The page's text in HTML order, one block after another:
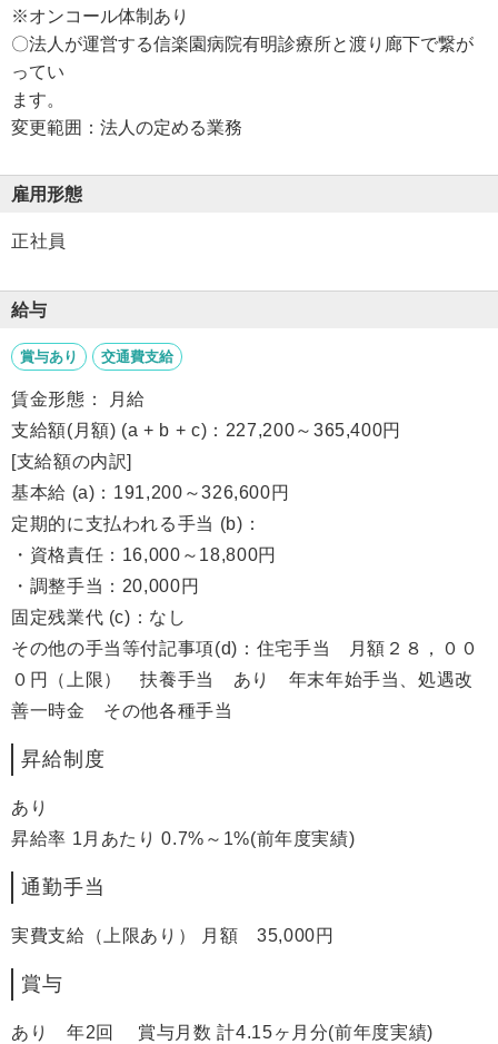
※オンコール体制あり
〇法人が運営する信楽園病院有明診療所と渡り廊下で繋が
ってい
ます。
変更範囲：法人の定める業務
雇用形態
正社員
給与
賞与あり 交通費支給
賃金形態： 月給
支給額(月額) (a + b + c)：227,200～365,400円
[支給額の内訳]
基本給 (a)：191,200～326,600円
定期的に支払われる手当 (b)：
・資格責任：16,000～18,800円
・調整手当：20,000円
固定残業代 (c)：なし
その他の手当等付記事項(d)：住宅手当 月額２８，００
０円（上限） 扶養手当 あり 年末年始手当、処遇改
善一時金 その他各種手当
昇給制度
あり
昇給率 1月あたり 0.7%～1%(前年度実績)
通勤手当
実費支給（上限あり） 月額 35,000円
賞与
あり 年2回 賞与月数 計4.15ヶ月分(前年度実績)